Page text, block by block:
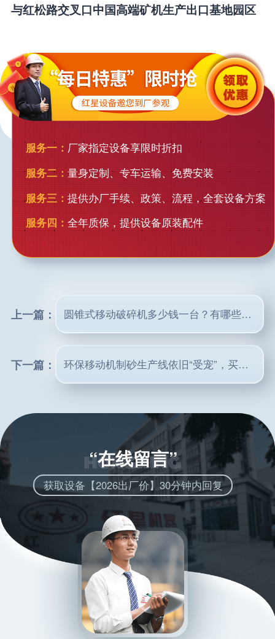
与红松路交叉口中国高端矿机生产出口基地园区
服务一： 厂家指定设备享限时折扣
服务二： 量身定制、专车运输、免费安装
服务三： 提供办厂手续、政策、流程，全套设备方案
服务四： 全年质保，提供设备原装配件
上一篇： 圆锥式移动破碎机多少钱一台？有哪些型号？
下一篇： 环保移动机制砂生产线依旧“受宠”，买一台设备多少钱？
“在线留言”
获取设备【2026出厂价】30分钟内回复